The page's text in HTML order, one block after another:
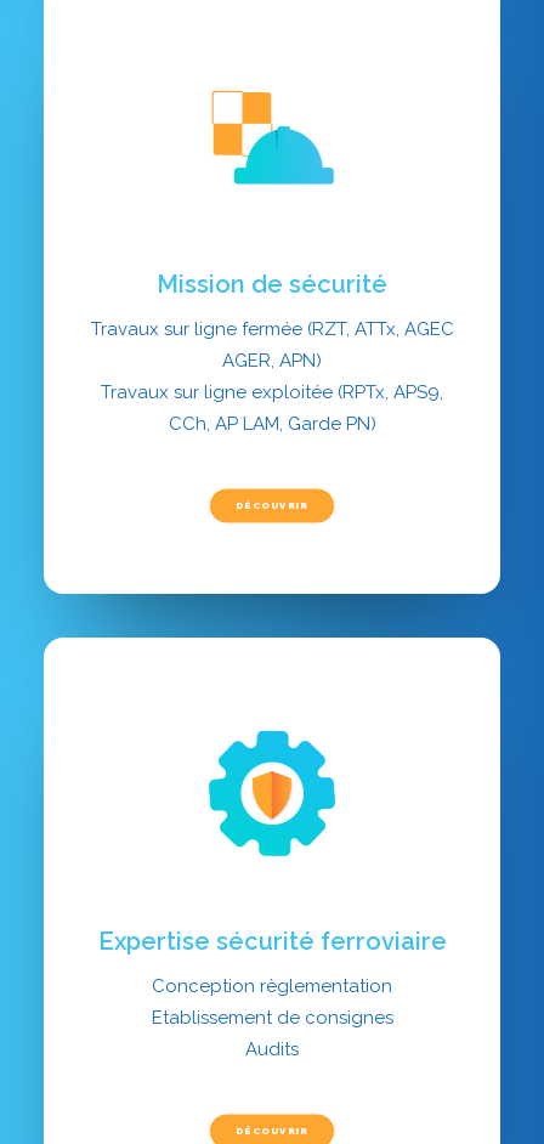
Mission de sécurité
Travaux sur ligne fermée (RZT, ATTx, AGEC
AGER, APN)
Travaux sur ligne exploitée (RPTx, APS9,
CCh, AP LAM, Garde PN)
DÉCOUVRIR
Expertise sécurité ferroviaire
Conception règlementation
Etablissement de consignes
Audits
DÉCOUVRIR